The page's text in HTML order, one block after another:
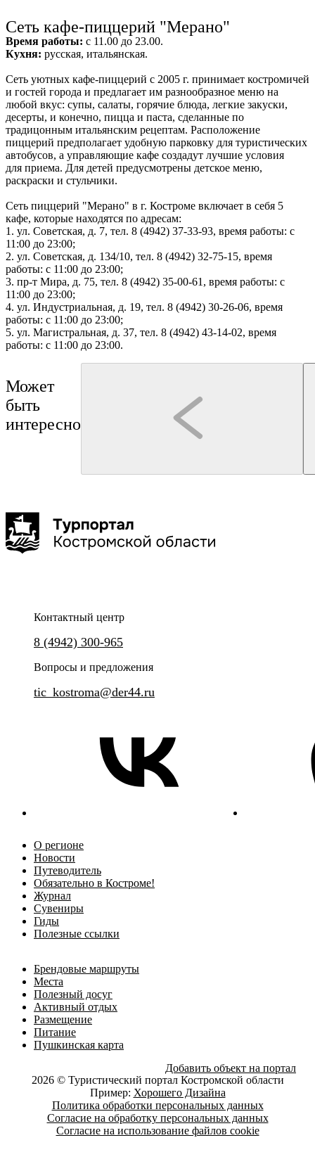
Сеть кафе-пиццерий "Мерано"
Время работы: с 11.00 до 23.00.
Кухня: русская, итальянская.
Сеть уютных кафе-пиццерий с 2005 г. принимает костромичей
и гостей города и предлагает им разнообразное меню на
любой вкус: супы, салаты, горячие блюда, легкие закуски,
десерты, и конечно, пицца и паста, сделанные по
традицонным итальянским рецептам. Расположение
пиццерий предполагает удобную парковку для туристических
автобусов, а управляющие кафе создадут лучшие условия
для приема. Для детей предусмотрены детское меню,
раскраски и стульчики.
Сеть пиццерий "Мерано" в г. Костроме включает в себя 5
кафе, которые находятся по адресам:
1. ул. Советская, д. 7, тел. 8 (4942) 37-33-93, время работы: с
11:00 до 23:00;
2. ул. Советская, д. 134/10, тел. 8 (4942) 32-75-15, время
работы: с 11:00 до 23:00;
3. пр-т Мира, д. 75, тел. 8 (4942) 35-00-61, время работы: с
11:00 до 23:00;
4. ул. Индустриальная, д. 19, тел. 8 (4942) 30-26-06, время
работы: с 11:00 до 23:00;
5. ул. Магистральная, д. 37, тел. 8 (4942) 43-14-02, время
работы: с 11:00 до 23:00.
Может
быть
интересно
провинциального городка"
Уникальное интерактивное представление с элементами
классической экскурсии и театрализованного спектакля.
Контактный центр
8 (4942) 300-965
Вопросы и предложения
tic_kostroma@der44.ru
О регионе
Новости
Путеводитель
Обязательно в Костроме!
Журнал
Сувениры
Гиды
Полезные ссылки
Брендовые маршруты
Места
Полезный досуг
Активный отдых
Размещение
Питание
Пушкинская карта
Добавить объект на портал
2026 © Туристический портал Костромской области
Пример: Хорошего Дизайна
Политика обработки персональных данных
Согласие на обработку персональных данных
Согласие на использование файлов cookie